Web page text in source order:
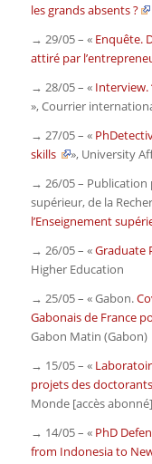
les grands absents ?
→ 29/05 – « Enquête.
attiré par
→ 28/05 – « Interview.
»,Courrier
→ 27/05 – «
skills
», University
→ 26/05 – Publication
supérieur, de la
l’Enseignement
→ 26/05 – «Graduate
Higher Education
→ 25/05 – « Gabon.
Gabonais de France
Gabon Matin (Gabon)
→ 15/05 – «
projets des
Monde [accès
→ 14/05 – « PhD
from Indonesia to